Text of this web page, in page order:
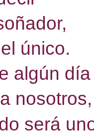
único.
algún
será